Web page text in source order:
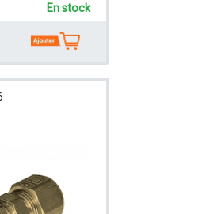
En stock